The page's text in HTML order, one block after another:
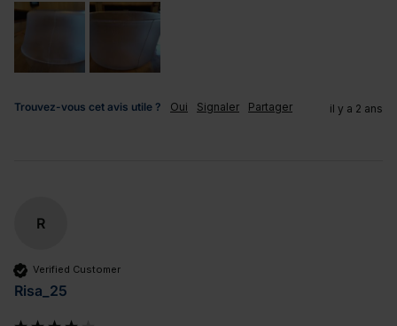
Trouvez-vous cet avis utile ? Oui Signaler Partager il y a 2 ans
R
Verified Customer
Risa_25